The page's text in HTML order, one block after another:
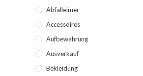
Abfalleimer
Accessoires
Aufbewahrung
Ausverkauf
Bekleidung